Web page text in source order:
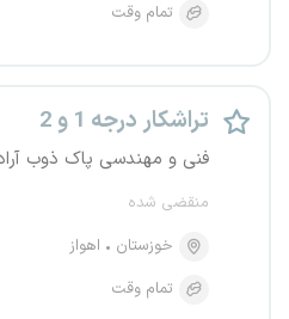
تمام وقت
تراشکار درجه 1 و 2
فنی و مهندسی پاک ذوب
منقضی شده
خوزستان
اهواز
تمام وقت